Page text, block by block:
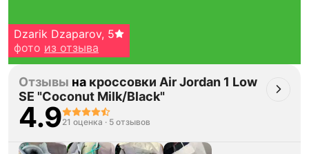
Dzarik Dzaparov, 5
фото из отзыва
Отзывы на кроссовки Air Jordan 1 Low
SE "Coconut Milk/Black"
4.921 оценка · 5 отзывов